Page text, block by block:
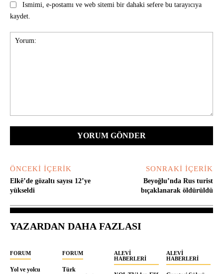
Ismimi, e-postamı ve web sitemi bir dahaki sefere bu tarayıcıya
kaydet.
ÖNCEKI İÇERIK
Elkê’de gözaltı sayısı 12’ye
yükseldi
SONRAKI İÇERIK
Beyoğlu’nda Rus turist
bıçaklanarak öldürüldü
YAZARDAN DAHA FAZLASI
FORUM
Yol ve yolcu
FORUM
Türk
ALEVI
HABERLERI
ALEVI
HABERLERI